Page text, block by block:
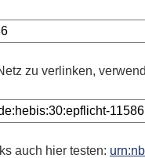
zu verlinken,
auch hier testen: